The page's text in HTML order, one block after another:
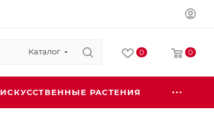
Каталог 0 0
ИСКУССТВЕННЫЕ РАСТЕНИЯ